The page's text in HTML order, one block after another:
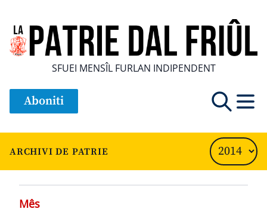
SFUEI MENSÎL FURLAN INDIPENDENT
Aboniti
ARCHIVI DE PATRIE
Mês